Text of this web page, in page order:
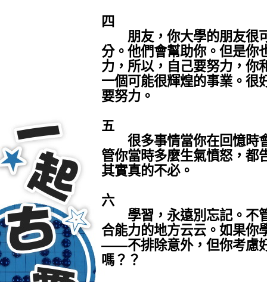
四
朋友，你大學的朋友很
分。他們會幫助你。但是你
力，所以，自己要努力，你
一個可能很輝煌的事業。很
要努力。
五
很多事情當你在回憶時
管你當時多麼生氣憤怒，都
其實真的不必。
六
學習，永遠別忘記。不
合能力的地方云云。如果你
——不排除意外，但你考慮
嗎？？